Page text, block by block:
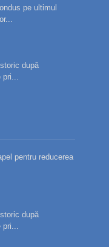
pe ultimul
după
pri...
pentru reducerea
după
pri...